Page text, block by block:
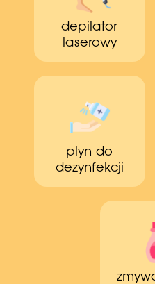
depilator
laserowy
plyn do
dezynfekcji